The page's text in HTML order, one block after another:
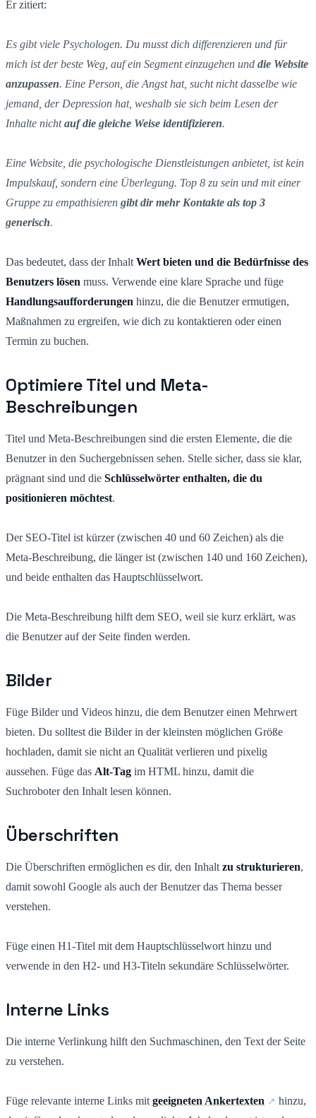
Er zitiert:
Es gibt viele Psychologen. Du musst dich differenzieren und für
mich ist der beste Weg, auf ein Segment einzugehen und die Website
anzupassen. Eine Person, die Angst hat, sucht nicht dasselbe wie
jemand, der Depression hat, weshalb sie sich beim Lesen der
Inhalte nichtauf die gleiche Weise identifizieren.
Eine Website, die psychologische Dienstleistungen anbietet, ist kein
Impulskauf, sondern eine Überlegung. Top 8 zu sein und mit einer
Gruppe zu empathisieren gibt dir mehr Kontakte als top 3
generisch.
Das bedeutet, dass der Inhalt Wert bieten und die Bedürfnisse des
Benutzers lösen muss. Verwende eine klare Sprache und füge
Handlungsaufforderungen hinzu, die die Benutzer ermutigen,
Maßnahmen zu ergreifen, wie dich zu kontaktieren oder einen
Termin zu buchen.
Optimiere Titel und Meta-
Beschreibungen
Titel und Meta-Beschreibungen sind die ersten Elemente, die die
Benutzer in den Suchergebnissen sehen. Stelle sicher, dass sie klar,
prägnant sind und die Schlüsselwörter enthalten, die du
positionieren möchtest.
Der SEO-Titel ist kürzer (zwischen 40 und 60 Zeichen) als die
Meta-Beschreibung, die länger ist (zwischen 140 und 160 Zeichen),
und beide enthalten das Hauptschlüsselwort.
Die Meta-Beschreibung hilft dem SEO, weil sie kurz erklärt, was
die Benutzer auf der Seite finden werden.
Bilder
Füge Bilder und Videos hinzu, die dem Benutzer einen Mehrwert
bieten. Du solltest die Bilder in der kleinsten möglichen Größe
hochladen, damit sie nicht an Qualität verlieren und pixelig
aussehen. Füge das Alt-Tag im HTML hinzu, damit die
Suchroboter den Inhalt lesen können.
Überschriften
Die Überschriften ermöglichen es dir, den Inhalt zu strukturieren,
damit sowohl Google als auch der Benutzer das Thema besser
verstehen.
Füge einen H1-Titel mit dem Hauptschlüsselwort hinzu und
verwende in den H2- und H3-Titeln sekundäre Schlüsselwörter.
Interne Links
Die interne Verlinkung hilft den Suchmaschinen, den Text der Seite
zu verstehen.
Füge relevante interne Links mit geeigneten Ankertexten
hinzu,